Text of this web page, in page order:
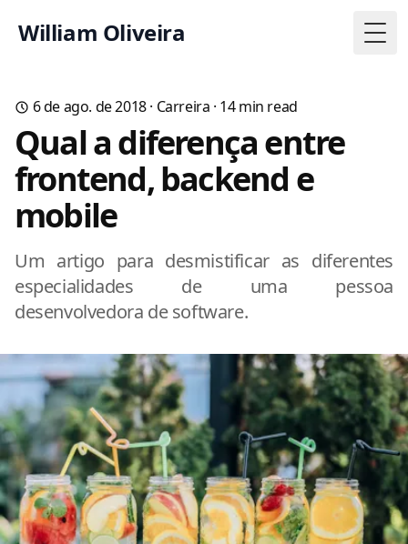
William Oliveira
6 de ago. de 2018· Carreira · 14min read
Qual a diferença entre
frontend, backend e
mobile
Um artigo para desmistificar as diferentes
especialidades de uma pessoa
desenvolvedora de software.